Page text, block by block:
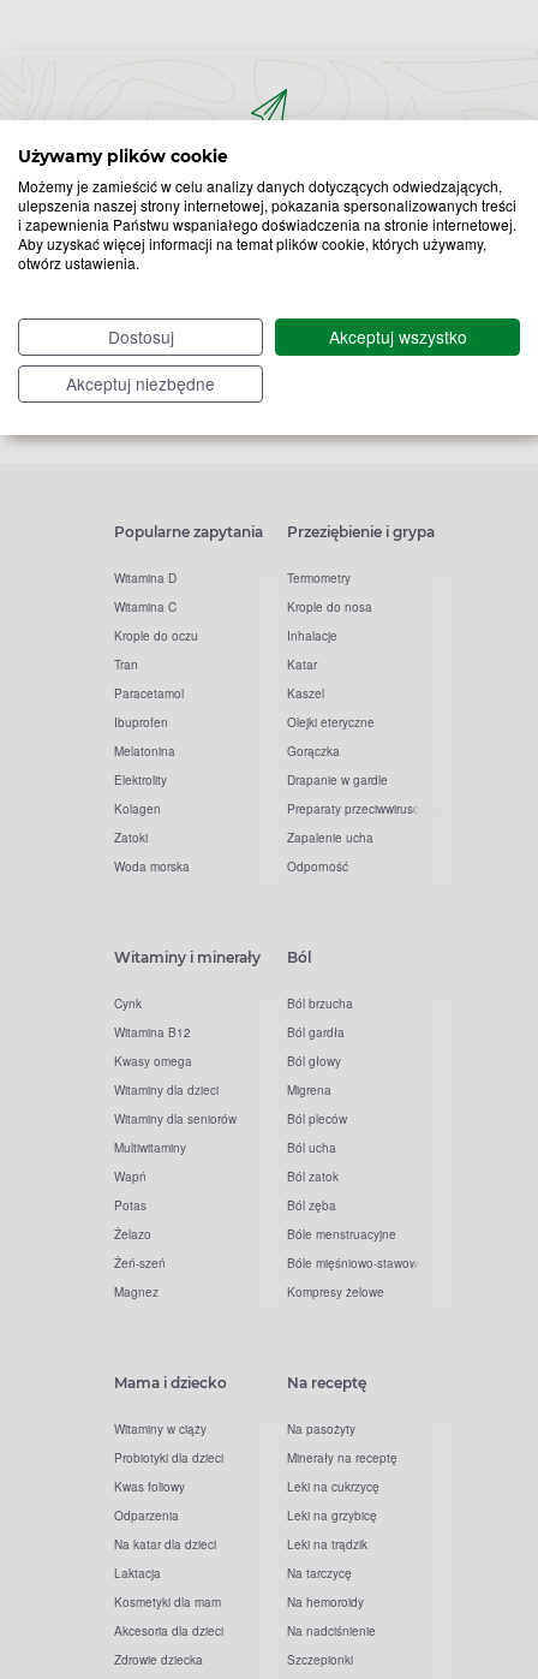
Używamy plików cookie
Możemy je zamieścić w celu analizy danych dotyczących odwiedzających,
ulepszenia naszej strony internetowej, pokazania spersonalizowanych treści
i zapewnienia Państwu wspaniałego doświadczenia na stronie internetowej.
Aby uzyskać więcej informacji na temat plików cookie, których używamy,
otwórz ustawienia.
Dostosuj
Akceptuj wszystko
Akceptuj niezbędne
Bądź na bieżąco,
zapisz się na nasz newsletter!
Zapisz
do
newslettera
Chcę otrzymywać newsletter Apteline* rozwiń>
Popularne zapytania
Witamina D
Witamina C
Krople do oczu
Tran
Paracetamol
Ibuprofen
Melatonina
Elektrolity
Kolagen
Zatoki
Woda morska
Przeziębienie i grypa
Termometry
Krople do nosa
Inhalacje
Katar
Kaszel
Olejki eteryczne
Gorączka
Drapanie w gardle
Preparaty przeciwwirusowe
Zapalenie ucha
Odporność
Witaminy i minerały
Cynk
Witamina B12
Kwasy omega
Witaminy dla dzieci
Witaminy dla seniorów
Multiwitaminy
Wapń
Potas
Żelazo
Żeń-szeń
Magnez
Ból
Ból brzucha
Ból gardła
Ból głowy
Migrena
Ból pleców
Ból ucha
Ból zatok
Ból zęba
Bóle menstruacyjne
Bóle mięśniowo-stawowe
Kompresy żelowe
Mama i dziecko
Witaminy w ciąży
Probiotyki dla dzieci
Kwas foliowy
Odparzenia
Na katar dla dzieci
Laktacja
Kosmetyki dla mam
Akcesoria dla dzieci
Zdrowie dziecka
Na receptę
Na pasożyty
Minerały na receptę
Leki na cukrzycę
Leki na grzybicę
Leki na trądzik
Na tarczycę
Na hemoroidy
Na nadciśnienie
Szczepionki